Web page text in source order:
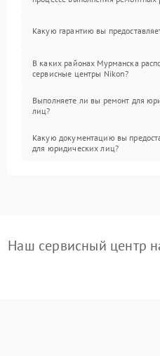
Какую гарантию вы
В каких районах Мурманска
сервисные центры Nikon?
Выполняете ли вы ремонт для
лиц?
Какую документацию вы
для юридических лиц?
Наш сервисный центр